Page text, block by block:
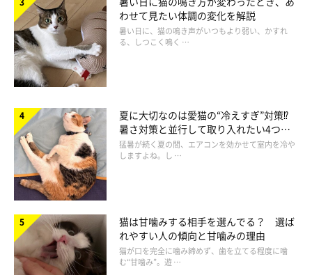
水を飲むのが苦手な猫たちのかわいい様子を
ご紹介！
わせて見たい体調の変化を解説
暑い日に、猫の鳴き声がいつもより弱い、かすれ
る、しつこく鳴く …
夏に大切なのは愛猫の“冷えすぎ”対策⁉
暑さ対策と並行して取り入れたい4つの
工夫
猛暑が続く夏の間、エアコンを効かせて室内を冷や
しますよね。し …
猫は甘噛みする相手を選んでる？ 選ば
れやすい人の傾向と甘噛みの理由
猫が口を完全に噛み締めず、歯を立てる程度に噛
む“甘噛み”。遊 …